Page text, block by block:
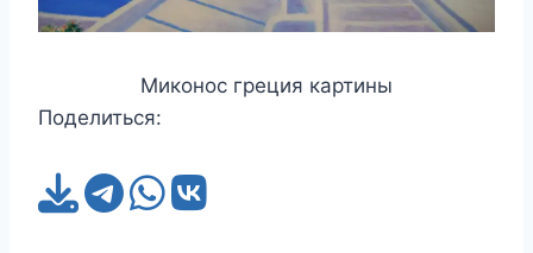
Миконос греция картины
Поделиться: